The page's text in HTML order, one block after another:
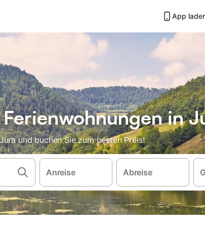
App
in
und buchen Sie zum besten Preis!
Anreise Abreise